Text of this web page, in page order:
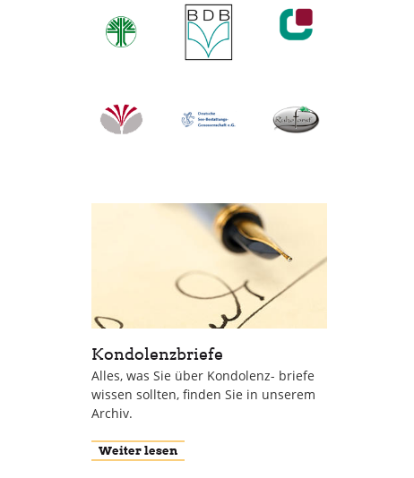
Kondolenzbriefe
Alles, was Sie über Kondolenz- briefe
wissen sollten, finden Sie in unserem
Archiv.
Weiter lesen